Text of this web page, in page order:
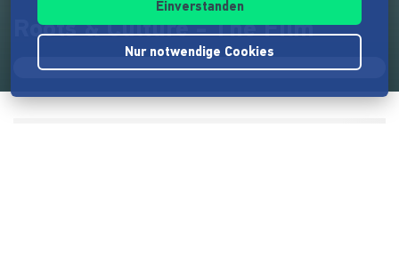
Roots & Culture - The Film
Einverstanden
Nur notwendige Cookies